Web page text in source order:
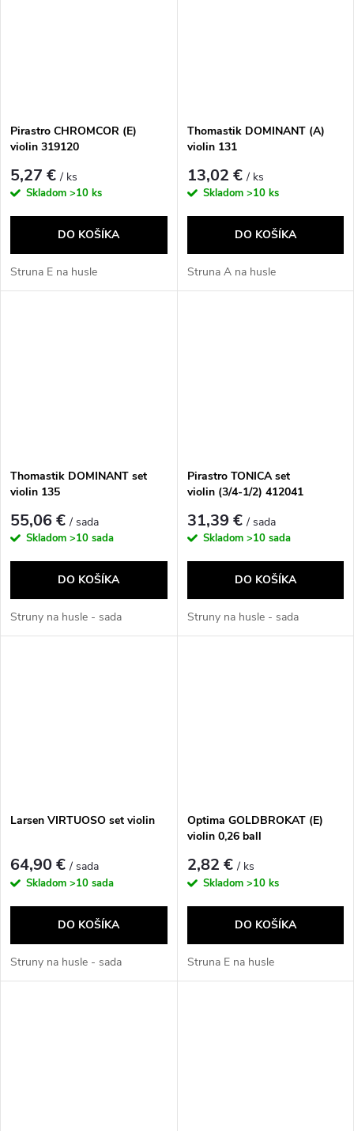
Pirastro CHROMCOR (E)
violin 319120
5,27 €/ ks
Skladom >10 ks
DO KOŠÍKA
Struna E na husle
Thomastik DOMINANT (A)
violin 131
13,02 €/ ks
Skladom >10 ks
DO KOŠÍKA
Struna A na husle
Thomastik DOMINANT set
violin 135
55,06 €/ sada
Skladom >10 sada
DO KOŠÍKA
Struny na husle - sada
Pirastro TONICA set
violin (3/4-1/2) 412041
31,39 €/ sada
Skladom >10 sada
DO KOŠÍKA
Struny na husle - sada
Larsen VIRTUOSO set violin
64,90 €/ sada
Skladom >10 sada
DO KOŠÍKA
Struny na husle - sada
Optima GOLDBROKAT (E)
violin 0,26 ball
2,82 €/ ks
Skladom >10 ks
DO KOŠÍKA
Struna E na husle